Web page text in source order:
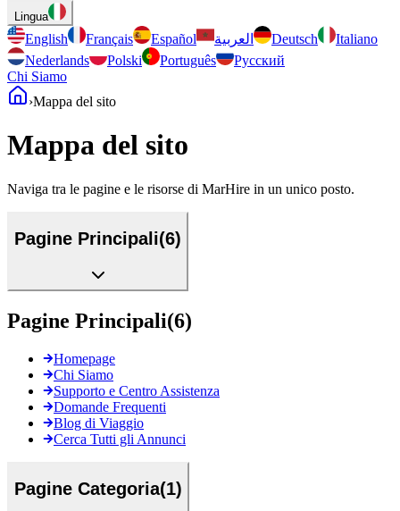
Lingua
English Français Español العربية Deutsch
Italiano
Nederlands
Polski Português
Русский
Chi Siamo
›Mappa del sito
Mappa del sito
Naviga tra le pagine e le risorse di MarHire in un unico posto.
Pagine Principali(6)
Pagine Principali(6)
Homepage
Chi Siamo
Supporto e Centro Assistenza
Domande Frequenti
Blog di Viaggio
Cerca Tutti gli Annunci
Pagine Categoria(1)